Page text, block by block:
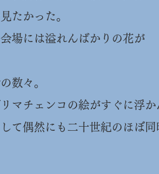
たかった。
場には溢れんばかりの花が
数々。
マチェンコの絵がすぐに浮か
て偶然にも二十世紀のほぼ同